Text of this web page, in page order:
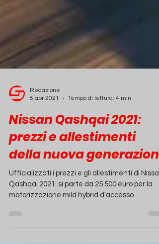
Tempo di lettura: 4 min
Nissan Qashqai 2021:
prezzi e allestimenti
della nuova generazione
Ufficializzati i prezzi e gli allestimenti di
Qashqai 2021: si parte da 25.500 euro per la